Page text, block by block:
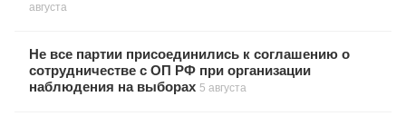
августа
Не все партии присоединились к соглашению о
сотрудничестве с ОП РФ при организации
наблюдения на выборах 5 августа